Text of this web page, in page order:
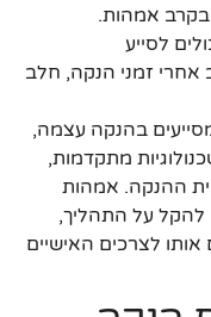
בקרב אמהות.
לסייע
אחרי זמני הנקה, חלב
בהנקה עצמה,
מתקדמות,
ההנקה. אמהות
להקל על התהליך,
אותו לצרכים האישיים